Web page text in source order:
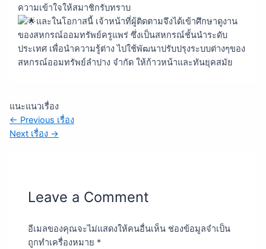
ความเข้าใจให้สมาชิกรับทราบ
และในโอกาสนี้ เจ้าหน้าที่ผู้ติดตามจึงได้เข้าศึกษาดูงาน
ของสหกรณ์ออมทรัพย์ครูแพร่ ซึ่งเป็นสหกรณ์ชั้นนำระดับ
ประเทศ เพื่อนำความรู้ต่าง ไปใช้พัฒนาปรับปรุงระบบต่างๆของ
สหกรณ์ออมทรัพย์ลำปาง จำกัด ให้ก้าวหน้าและทันยุคสมัย
แนะแนวเรื่อง
← Previous เรื่อง
Next เรื่อง →
Leave a Comment
อีเมลของคุณจะไม่แสดงให้คนอื่นเห็น ช่องข้อมูลจำเป็น
ถูกทำเครื่องหมาย *